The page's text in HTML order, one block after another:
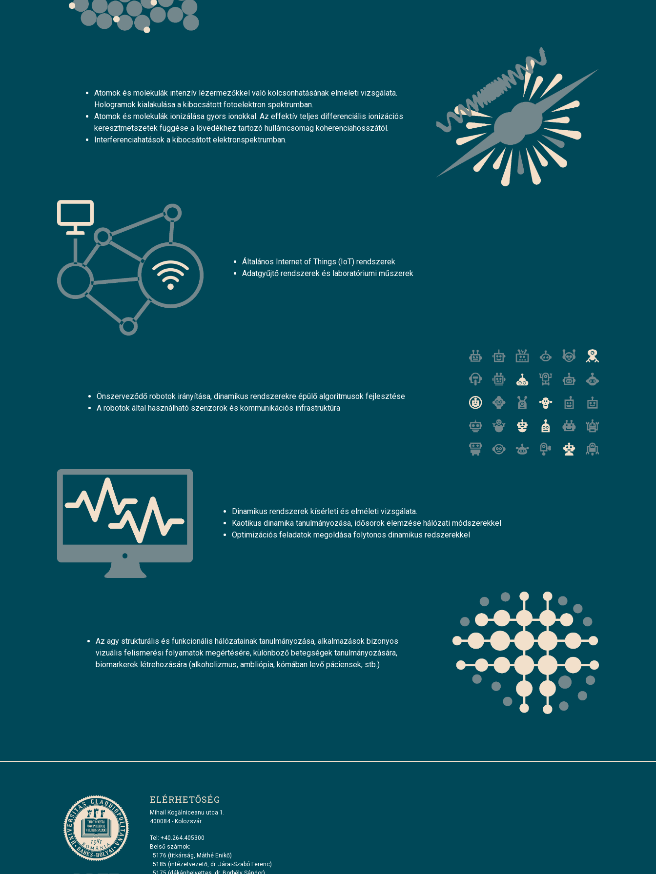
Atomok és molekulák intenzív lézermezőkkel való kölcsönhatásának elméleti vizsgálata.
Hologramok kialakulása a kibocsátott fotoelektron spektrumban.
Atomok és molekulák ionizálása gyors ionokkal. Az effektív teljes differenciális ionizációs
keresztmetszetek függése a lövedékhez tartozó hullámcsomag koherenciahosszától.
Interferenciahatások a kibocsátott elektronspektrumban.
Általános Internet of Things (IoT) rendszerek
Adatgyűjtő rendszerek és laboratóriumi műszerek
Önszerveződő robotok irányítása, dinamikus rendszerekre épülő algoritmusok fejlesztése
A robotok által használható szenzorok és kommunikációs infrastruktúra
Dinamikus rendszerek kísérleti és elméleti vizsgálata.
Kaotikus dinamika tanulmányozása, idősorok elemzése hálózati módszerekkel
Optimizációs feladatok megoldása folytonos dinamikus redszerekkel
Az agy strukturális és funkcionális hálózatainak tanulmányozása, alkalmazások bizonyos
vizuális felismerési folyamatok megértésére, különböző betegségek tanulmányozására,
biomarkerek létrehozására (alkoholizmus, ambliópia, kómában levő páciensek, stb.)
ELÉRHETŐSÉG
Mihail Kogălniceanu utca 1.
400084 - Kolozsvár
Tel: +40.264.405300
Belső számok:
5176 (titkárság, Máthé Enikő)
5185 (intézetvezető, dr. Járai-Szabó Ferenc)